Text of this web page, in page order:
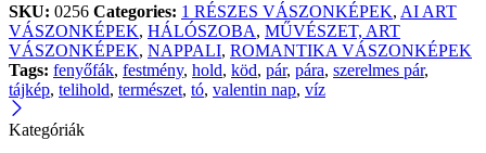
SKU: 0256 Categories: 1 RÉSZES VÁSZONKÉPEK, AI ART
VÁSZONKÉPEK, HÁLÓSZOBA, MŰVÉSZET, ART
VÁSZONKÉPEK, NAPPALI, ROMANTIKA VÁSZONKÉPEK
Tags: fenyőfák, festmény, hold, köd, pár, pára, szerelmes pár,
tájkép, telihold, természet, tó, valentin nap, víz
Kategóriák